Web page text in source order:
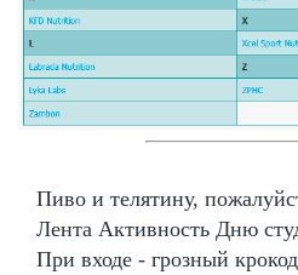
Пиво и телятину,
Лента Активность Дню
При входе - грозный